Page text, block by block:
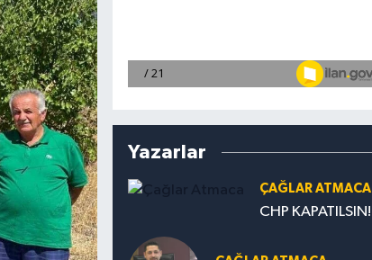
Yazarlar
ÇAĞLAR ATMACA
CHP KAPATILSIN!